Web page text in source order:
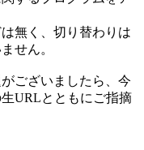
無く、切り替わりは
せん。
ございましたら、今
URLとともにご指摘